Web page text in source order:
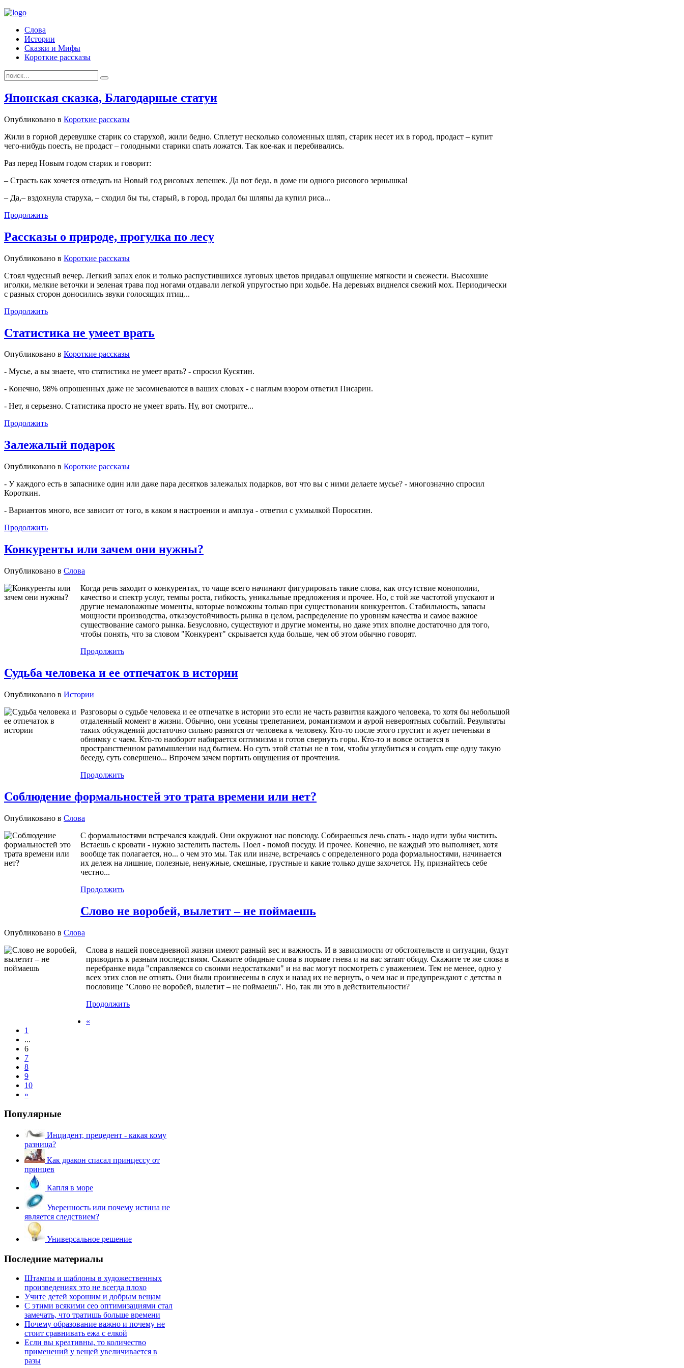
Слова
Истории
Сказки и Мифы
Короткие рассказы
Японская сказка, Благодарные статуи
Опубликовано в Короткие рассказы
Жили в горной деревушке старик со старухой, жили бедно. Сплетут несколько соломенных шляп, старик несет их в город, продаст – купит
чего-нибудь поесть, не продаст – голодными старики спать ложатся. Так кое-как и перебивались.
Раз перед Новым годом старик и говорит:
– Страсть как хочется отведать на Новый год рисовых лепешек. Да вот беда, в доме ни одного рисового зернышка!
– Да,– вздохнула старуха, – сходил бы ты, старый, в город, продал бы шляпы да купил риса...
Продолжить
Рассказы о природе, прогулка по лесу
Опубликовано в Короткие рассказы
Стоял чудесный вечер. Легкий запах елок и только распустившихся луговых цветов придавал ощущение мягкости и свежести. Высохшие
иголки, мелкие веточки и зеленая трава под ногами отдавали легкой упругостью при ходьбе. На деревьях виднелся свежий мох. Периодически
с разных сторон доносились звуки голосящих птиц...
Продолжить
Статистика не умеет врать
Опубликовано в Короткие рассказы
- Мусье, а вы знаете, что статистика не умеет врать? - спросил Кусятин.
- Конечно, 98% опрошенных даже не засомневаются в ваших словах - с наглым взором ответил Писарин.
- Нет, я серьезно. Статистика просто не умеет врать. Ну, вот смотрите...
Продолжить
Залежалый подарок
Опубликовано в Короткие рассказы
- У каждого есть в запаснике один или даже пара десятков залежалых подарков, вот что вы с ними делаете мусье? - многозначно спросил
Короткин.
- Вариантов много, все зависит от того, в каком я настроении и амплуа - ответил с ухмылкой Поросятин.
Продолжить
Конкуренты или зачем они нужны?
Опубликовано в Слова
Когда речь заходит о конкурентах, то чаще всего начинают фигурировать такие слова, как отсутствие монополии,
качество и спектр услуг, темпы роста, гибкость, уникальные предложения и прочее. Но, с той же частотой упускают и
другие немаловажные моменты, которые возможны только при существовании конкурентов. Стабильность, запасы
мощности производства, отказоустойчивость рынка в целом, распределение по уровням качества и самое важное
существование самого рынка. Безусловно, существуют и другие моменты, но даже этих вполне достаточно для того,
чтобы понять, что за словом "Конкурент" скрывается куда больше, чем об этом обычно говорят.
Продолжить
Судьба человека и ее отпечаток в истории
Опубликовано в Истории
Разговоры о судьбе человека и ее отпечатке в истории это если не часть развития каждого человека, то хотя бы небольшой
отдаленный момент в жизни. Обычно, они усеяны трепетанием, романтизмом и аурой невероятных событий. Результаты
таких обсуждений достаточно сильно разнятся от человека к человеку. Кто-то после этого грустит и жует печеньки в
обнимку с чаем. Кто-то наоборот набирается оптимизма и готов свернуть горы. Кто-то и вовсе остается в
пространственном размышлении над бытием. Но суть этой статьи не в том, чтобы углубиться и создать еще одну такую
беседу, суть совершено... Впрочем зачем портить ощущения от прочтения.
Продолжить
Соблюдение формальностей это трата времени или нет?
Опубликовано в Слова
С формальностями встречался каждый. Они окружают нас повсюду. Собираешься лечь спать - надо идти зубы чистить.
Встаешь с кровати - нужно застелить пастель. Поел - помой посуду. И прочее. Конечно, не каждый это выполняет, хотя
вообще так полагается, но... о чем это мы. Так или иначе, встречаясь с определенного рода формальностями, начинается
их дележ на лишние, полезные, ненужные, смешные, грустные и какие только душе захочется. Ну, признайтесь себе
честно...
Продолжить
Слово не воробей, вылетит – не поймаешь
Опубликовано в Слова
Слова в нашей повседневной жизни имеют разный вес и важность. И в зависимости от обстоятельств и ситуации, будут
приводить к разным последствиям. Скажите обидные слова в порыве гнева и на вас затаят обиду. Скажите те же слова в
перебранке вида "справляемся со своими недостатками" и на вас могут посмотреть с уважением. Тем не менее, одно у
всех этих слов не отнять. Они были произнесены в слух и назад их не вернуть, о чем нас и предупреждают с детства в
пословице "Слово не воробей, вылетит – не поймаешь". Но, так ли это в действительности?
Продолжить
«
1
...
6
7
8
9
10
»
Популярные
Инцидент, прецедент - какая кому
разница?
Как дракон спасал принцессу от
принцев
Капля в море
Уверенность или почему истина не
является следствием?
Универсальное решение
Последние материалы
Штампы и шаблоны в художественных
произведениях это не всегда плохо
Учите детей хорошим и добрым вещам
С этими всякими сео оптимизациями стал
замечать, что тратишь больше времени
Почему образование важно и почему не
стоит сравнивать ежа с елкой
Если вы креативны, то количество
применений у вещей увеличивается в
разы